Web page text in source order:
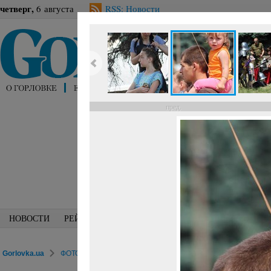
четверг, 6 августа RSS: Новости
НОВОСТИ РЕЙТИНГИ
Gorlovka.ua ФОТОРЕПОРТАЖИ
пред.